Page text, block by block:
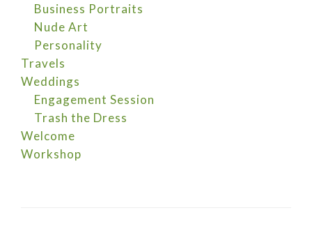
Business Portraits
Nude Art
Personality
Travels
Weddings
Engagement Session
Trash the Dress
Welcome
Workshop